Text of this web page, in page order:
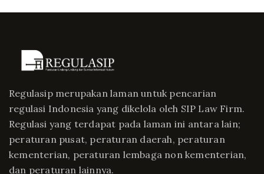
Regulasip merupakan laman untuk pencarian
regulasi Indonesia yang dikelola oleh SIP Law Firm.
Regulasi yang terdapat pada laman ini antara lain;
peraturan pusat, peraturan daerah, peraturan
kementerian, peraturan lembaga non kementerian,
dan peraturan lainnya.